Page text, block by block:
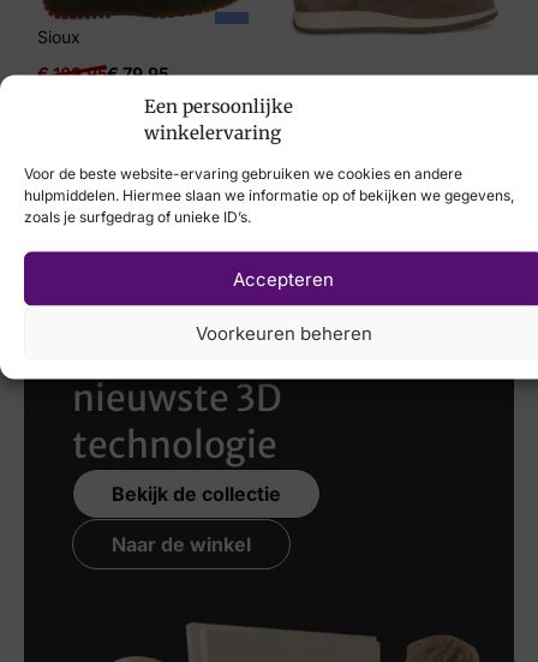
Een persoonlijke
winkelervaring
Voor de beste website-ervaring gebruiken we cookies en andere
hulpmiddelen. Hiermee slaan we informatie op of bekijken we gegevens,
zoals je surfgedrag of unieke ID’s.
Accepteren
Voorkeuren beheren
Artikelnummer
01454-322500 Petare
Sioux
€109,95€79,95
Berkelmans
Laat uw voeten
scannen met de
nieuwste 3D
technologie
Bekijk de collectie
Naar de winkel